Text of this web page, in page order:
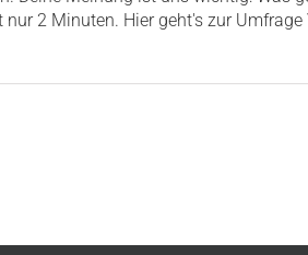
2 Minuten. Hier geht's zur Umfrage